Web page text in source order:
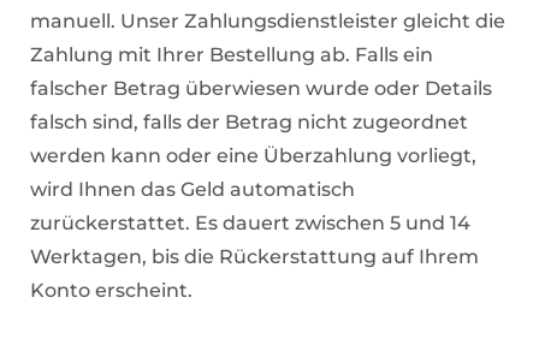
manuell. Unser Zahlungsdienstleister gleicht die
Zahlung mit Ihrer Bestellung ab. Falls ein
falscher Betrag überwiesen wurde oder Details
falsch sind, falls der Betrag nicht zugeordnet
werden kann oder eine Überzahlung vorliegt,
wird Ihnen das Geld automatisch
zurückerstattet. Es dauert zwischen 5 und 14
Werktagen, bis die Rückerstattung auf Ihrem
Konto erscheint.